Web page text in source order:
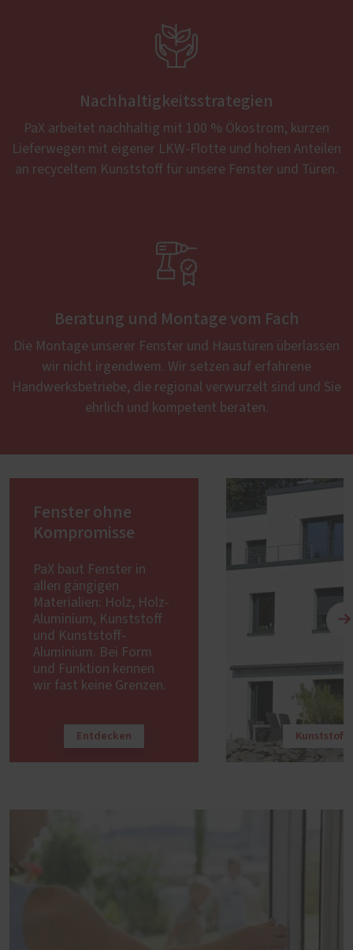

Nachhaltigkeitsstrategien
PaX arbeitet nachhaltig mit 100 % Ökostrom, kurzen
Lieferwegen mit eigener LKW-Flotte und hohen Anteilen
an recyceltem Kunststoff für unsere Fenster und Türen.

Beratung und Montage vom Fach
Die Montage unserer Fenster und Haustüren überlassen
wir nicht irgendwem. Wir setzen auf erfahrene
Handwerksbetriebe, die regional verwurzelt sind und Sie
ehrlich und kompetent beraten.
Fenster ohne
Kompromisse
PaX baut Fenster in
allen gängigen
Materialien: Holz, Holz-
Aluminium, Kunststoff
und Kunststoff-
Aluminium. Bei Form
und Funktion kennen
wir fast keine Grenzen.
Entdecken Kunststoff